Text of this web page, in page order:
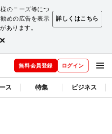
のニーズ等につ
めの広告を表示
あります。
詳しくはこちら
×
無料会員登録 ログイン
ス 特集 ビジネス